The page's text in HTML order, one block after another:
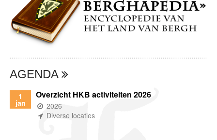
AGENDA
1
jan
Overzicht HKB activiteiten 2026
(wanneer)
2026
(waar)
Diverse locaties